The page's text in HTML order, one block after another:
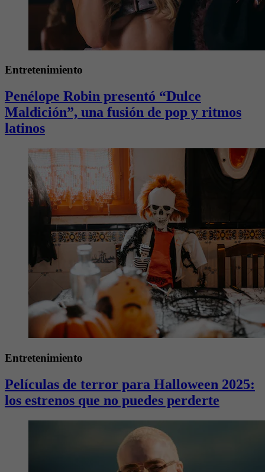
Entretenimiento
Penélope Robin presentó “Dulce
Maldición”, una fusión de pop y ritmos
latinos
Entretenimiento
Películas de terror para Halloween 2025:
los estrenos que no puedes perderte